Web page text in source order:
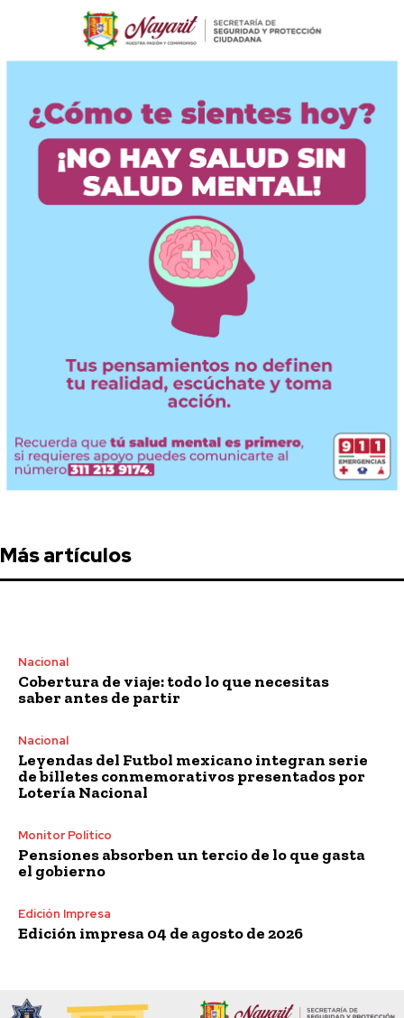
Más artículos
Nacional
Cobertura de viaje: todo lo que necesitas
saber antes de partir
Nacional
Leyendas del Futbol mexicano integran serie
de billetes conmemorativos presentados por
Lotería Nacional
Monitor Político
Pensiones absorben un tercio de lo que gasta
el gobierno
Edición Impresa
Edición impresa 04 de agosto de 2026